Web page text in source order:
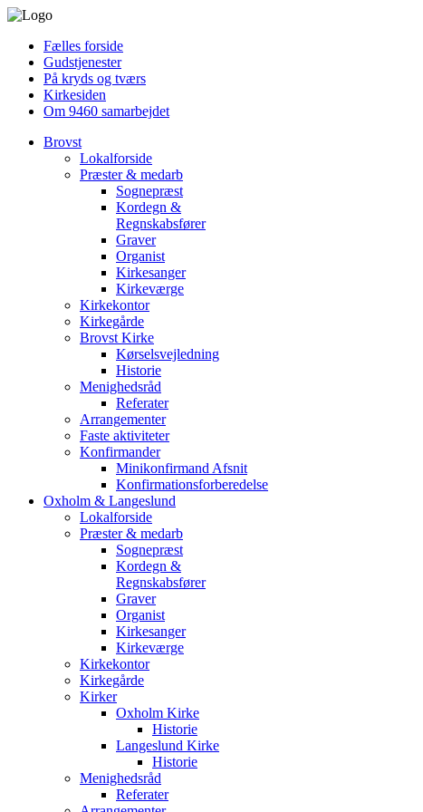
Fælles forside
Gudstjenester
På kryds og tværs
Kirkesiden
Om 9460 samarbejdet
Brovst
Lokalforside
Præster & medarb
Sognepræst
Kordegn &
Regnskabsfører
Graver
Organist
Kirkesanger
Kirkeværge
Kirkekontor
Kirkegårde
Brovst Kirke
Kørselsvejledning
Historie
Menighedsråd
Referater
Arrangementer
Faste aktiviteter
Konfirmander
Minikonfirmand Afsnit
Konfirmationsforberedelse
Oxholm & Langeslund
Lokalforside
Præster & medarb
Sognepræst
Kordegn &
Regnskabsfører
Graver
Organist
Kirkesanger
Kirkeværge
Kirkekontor
Kirkegårde
Kirker
Oxholm Kirke
Historie
Langeslund Kirke
Historie
Menighedsråd
Referater